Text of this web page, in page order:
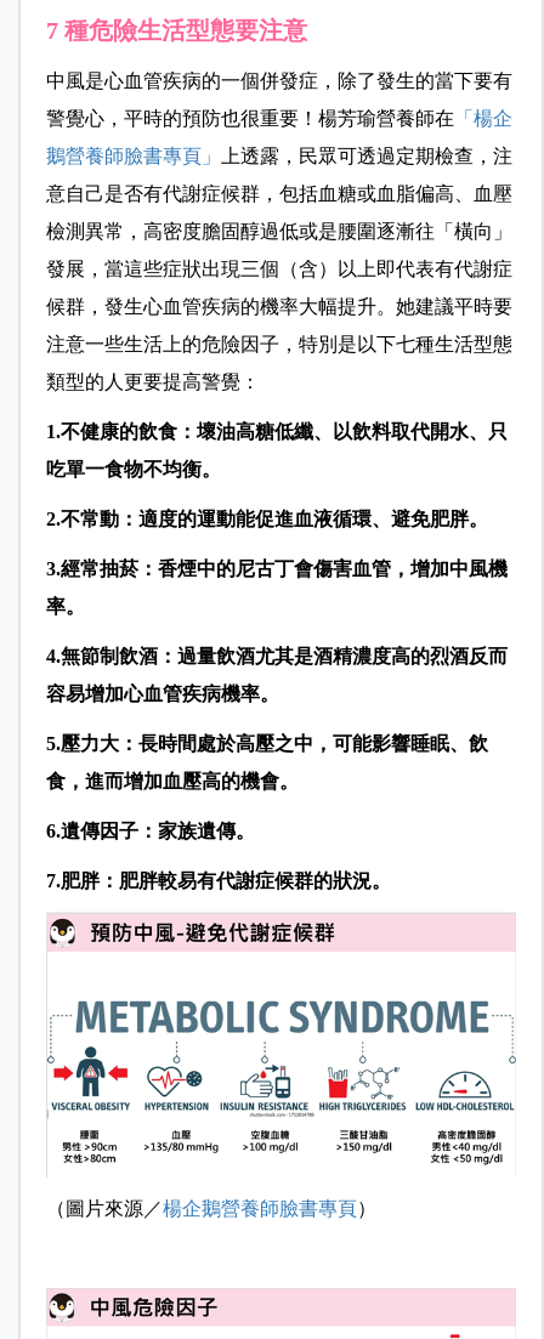
7 種危險生活型態要注意
中風是心血管疾病的一個併發症，除了發生的當下要有
警覺心，平時的預防也很重要！楊芳瑜營養師在 「楊企
鵝營養師臉書專頁」
上透露，民眾可透過定期檢查，注
意自己是否有代謝症候群，包括血糖或血脂偏高、血壓
檢測異常，高密度膽固醇過低或是腰圍逐漸往「橫向」
發展，當這些症狀出現三個（含）以上即代表有代謝症
候群，發生心血管疾病的機率大幅提升。她建議平時要
注意一些生活上的危險因子，特別是以下七種生活型態
類型的人更要提高警覺：
1.不健康的飲食：壞油高糖低纖、以飲料取代開水、只
吃單一食物不均衡。
2.不常動：適度的運動能促進血液循環、避免肥胖。
3.經常抽菸：香煙中的尼古丁會傷害血管，增加中風機
率。
4.無節制飲酒：過量飲酒尤其是酒精濃度高的烈酒反而
容易增加心血管疾病機率。
5.壓力大：長時間處於高壓之中，可能影響睡眠、飲
食，進而增加血壓高的機會。
6.遺傳因子：家族遺傳。
7.肥胖：肥胖較易有代謝症候群的狀況。
（圖片來源／楊企鵝營養師臉書專頁）